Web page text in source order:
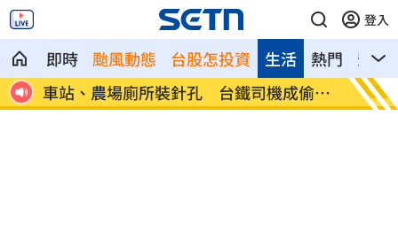
登入
即時 颱風動態 台股怎投資 熱門 影音
生活
用
車站、農場廁所裝針孔 台鐵司機成偷拍
狼
下週
鍵